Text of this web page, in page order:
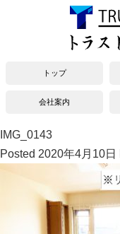
トップ
会社案内
IMG_0143
Posted 2020年4月10日